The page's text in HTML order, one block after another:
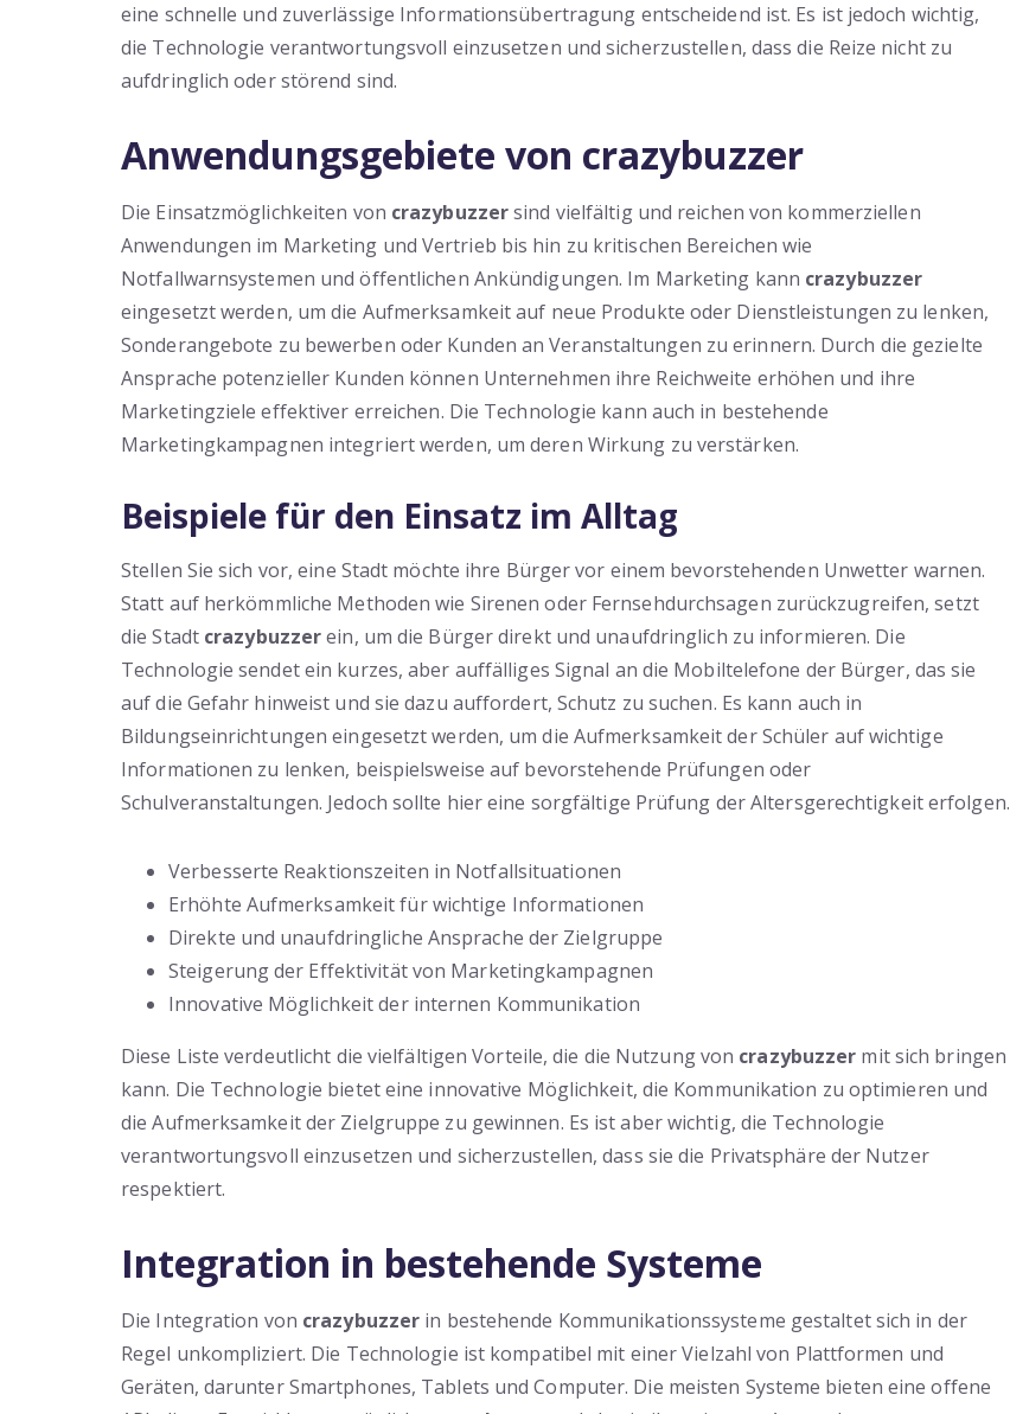
eine schnelle und zuverlässige Informationsübertragung entscheidend ist. Es ist jedoch wichtig,
die Technologie verantwortungsvoll einzusetzen und sicherzustellen, dass die Reize nicht zu
aufdringlich oder störend sind.
Anwendungsgebiete von crazybuzzer
Die Einsatzmöglichkeiten von crazybuzzersind vielfältig und reichen von kommerziellen
Anwendungen im Marketing und Vertrieb bis hin zu kritischen Bereichen wie
Notfallwarnsystemen und öffentlichen Ankündigungen. Im Marketing kann crazybuzzer
eingesetzt werden, um die Aufmerksamkeit auf neue Produkte oder Dienstleistungen zu lenken,
Sonderangebote zu bewerben oder Kunden an Veranstaltungen zu erinnern. Durch die gezielte
Ansprache potenzieller Kunden können Unternehmen ihre Reichweite erhöhen und ihre
Marketingziele effektiver erreichen. Die Technologie kann auch in bestehende
Marketingkampagnen integriert werden, um deren Wirkung zu verstärken.
Beispiele für den Einsatz im Alltag
Stellen Sie sich vor, eine Stadt möchte ihre Bürger vor einem bevorstehenden Unwetter warnen.
Statt auf herkömmliche Methoden wie Sirenen oder Fernsehdurchsagen zurückzugreifen, setzt
die Stadt crazybuzzerein, um die Bürger direkt und unaufdringlich zu informieren. Die
Technologie sendet ein kurzes, aber auffälliges Signal an die Mobiltelefone der Bürger, das sie
auf die Gefahr hinweist und sie dazu auffordert, Schutz zu suchen. Es kann auch in
Bildungseinrichtungen eingesetzt werden, um die Aufmerksamkeit der Schüler auf wichtige
Informationen zu lenken, beispielsweise auf bevorstehende Prüfungen oder
Schulveranstaltungen. Jedoch sollte hier eine sorgfältige Prüfung der Altersgerechtigkeit erfolgen.
Verbesserte Reaktionszeiten in Notfallsituationen
Erhöhte Aufmerksamkeit für wichtige Informationen
Direkte und unaufdringliche Ansprache der Zielgruppe
Steigerung der Effektivität von Marketingkampagnen
Innovative Möglichkeit der internen Kommunikation
Diese Liste verdeutlicht die vielfältigen Vorteile, die die Nutzung von crazybuzzer mit sich bringen
kann. Die Technologie bietet eine innovative Möglichkeit, die Kommunikation zu optimieren und
die Aufmerksamkeit der Zielgruppe zu gewinnen. Es ist aber wichtig, die Technologie
verantwortungsvoll einzusetzen und sicherzustellen, dass sie die Privatsphäre der Nutzer
respektiert.
Integration in bestehende Systeme
Die Integration von crazybuzzer in bestehende Kommunikationssysteme gestaltet sich in der
Regel unkompliziert. Die Technologie ist kompatibel mit einer Vielzahl von Plattformen und
Geräten, darunter Smartphones, Tablets und Computer. Die meisten Systeme bieten eine offene